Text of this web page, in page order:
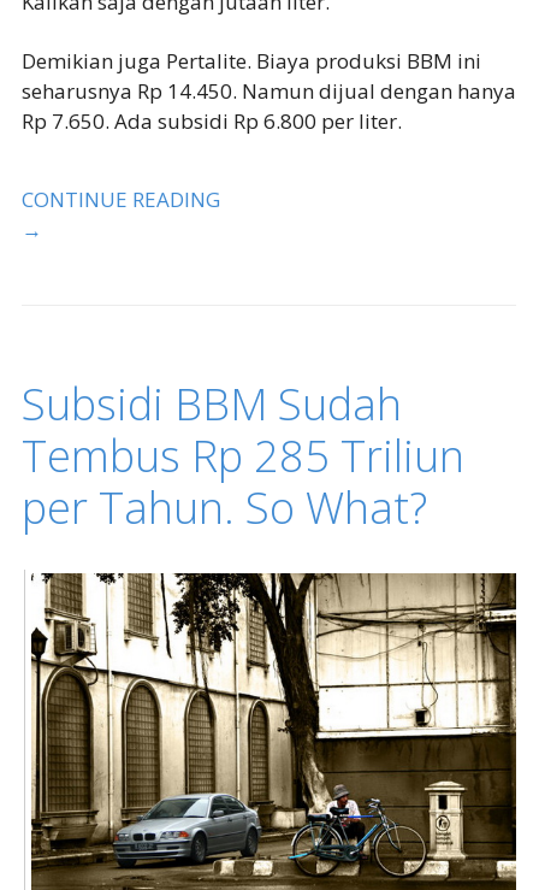
Demikian juga Pertalite. Biaya produksi BBM ini
seharusnya Rp 14.450. Namun dijual dengan hanya
Rp 7.650. Ada subsidi Rp 6.800 per liter.
CONTINUE READING
→
Subsidi BBM Sudah
Tembus Rp 285 Triliun
per Tahun. So What?